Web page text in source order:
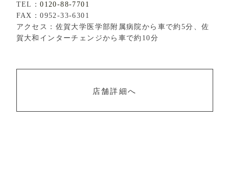
TEL：0120-88-7701
FAX：0952-33-6301
アクセス：佐賀大学医学部附属病院から車で約5分、佐
賀大和インターチェンジから車で約10分
店舗詳細へ